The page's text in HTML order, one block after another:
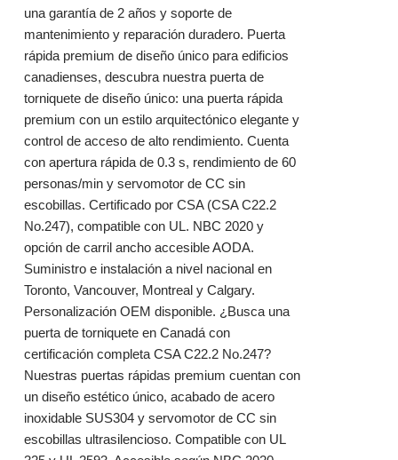
una garantía de 2 años y soporte de
mantenimiento y reparación duradero. Puerta
rápida premium de diseño único para edificios
canadienses, descubra nuestra puerta de
torniquete de diseño único: una puerta rápida
premium con un estilo arquitectónico elegante y
control de acceso de alto rendimiento. Cuenta
con apertura rápida de 0.3 s, rendimiento de 60
personas/min y servomotor de CC sin
escobillas. Certificado por CSA (CSA C22.2
No.247), compatible con UL. NBC 2020 y
opción de carril ancho accesible AODA.
Suministro e instalación a nivel nacional en
Toronto, Vancouver, Montreal y Calgary.
Personalización OEM disponible. ¿Busca una
puerta de torniquete en Canadá con
certificación completa CSA C22.2 No.247?
Nuestras puertas rápidas premium cuentan con
un diseño estético único, acabado de acero
inoxidable SUS304 y servomotor de CC sin
escobillas ultrasilencioso. Compatible con UL